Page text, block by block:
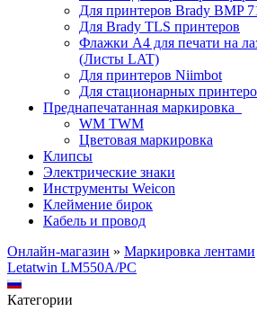
Для принтеров Brady BMP
Для Brady TLS принтеров
Флажки A4 для печати на
(Листы LAT)
Для принтеров Niimbot
Для стационарных
Преднапечатанная маркировка
WM TWM
Цветовая маркировка
Клипсы
Электрические знаки
Инструменты Weicon
Клеймение бирок
Кабель и провод
Онлайн-магазин » Маркировка лентами
Letatwin LM550A/PC
Категории